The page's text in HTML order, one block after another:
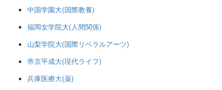
中国学園大(国際教養)
福岡女学院大(人間関係)
山梨学院大(国際リベラルアーツ)
帝京平成大(現代ライフ)
兵庫医療大(薬)